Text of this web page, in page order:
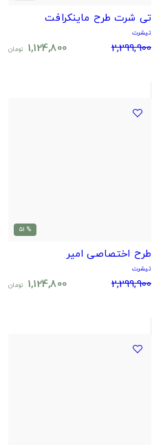
تی شرت طرح ماینکرافت
تیشرت
2,299,900
1,124,800 تومان
% 51
طرح اختصاصی امیر
تیشرت
2,299,900
1,124,800 تومان